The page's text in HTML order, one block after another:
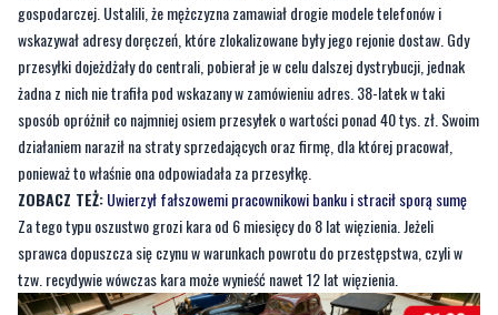
jego rejonie służbowym. Obecny na miejscu 38-latek z Gdańska został zatrzymany i
trafił do policyjnego aresztu— relacjonują gdańscy policjanci
Dalej sprawą zajęli się policjanci zajmujący się zwalczaniem przestępczości
gospodarczej. Ustalili, że mężczyzna zamawiał drogie modele telefonów i
wskazywał adresy doręczeń, które zlokalizowane były jego rejonie dostaw. Gdy
przesyłki dojeżdżały do centrali, pobierał je w celu dalszej dystrybucji, jednak
żadna z nich nie trafiła pod wskazany w zamówieniu adres. 38-latek w taki
sposób opróżnił co najmniej osiem przesyłek o wartości ponad 40 tys. zł. Swoim
działaniem naraził na straty sprzedających oraz firmę, dla której pracował,
ponieważ to właśnie ona odpowiadała za przesyłkę.
ZOBACZ TEŻ:Uwierzył fałszowemi pracownikowi banku i stracił sporą sumę
Za tego typu oszustwo grozi kara od 6 miesięcy do 8 lat więzienia. Jeżeli